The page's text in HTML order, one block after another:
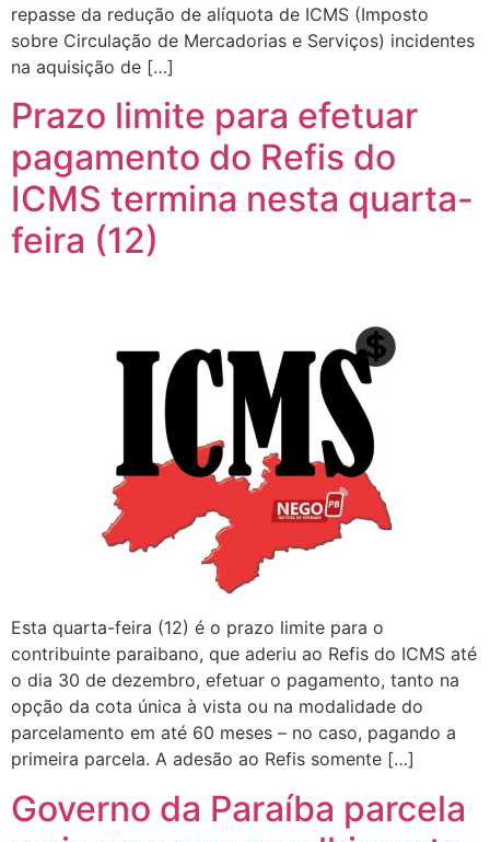
repasse da redução de alíquota de ICMS (Imposto
sobre Circulação de Mercadorias e Serviços) incidentes
na aquisição de […]
Prazo limite para efetuar
pagamento do Refis do
ICMS termina nesta quarta-
feira (12)
Esta quarta-feira (12) é o prazo limite para o
contribuinte paraibano, que aderiu ao Refis do ICMS até
o dia 30 de dezembro, efetuar o pagamento, tanto na
opção da cota única à vista ou na modalidade do
parcelamento em até 60 meses – no caso, pagando a
primeira parcela. A adesão ao Refis somente […]
Governo da Paraíba parcela